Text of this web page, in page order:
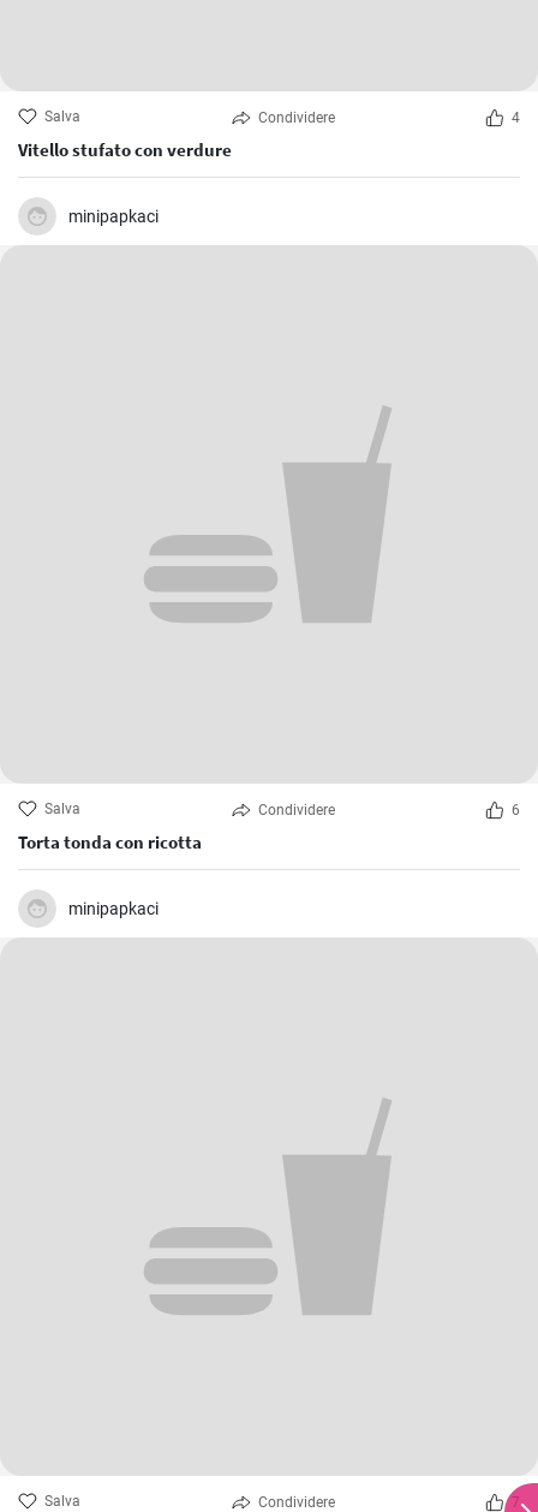
Salva Condividere 4
Vitello stufato con verdure
minipapkaci
Salva Condividere 6
Torta tonda con ricotta
minipapkaci
Salva Condividere 7